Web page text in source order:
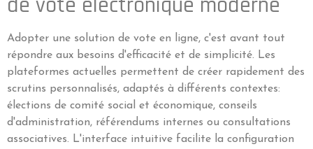
Adopter une solution de vote en ligne, c'est avant tout
répondre aux besoins d'efficacité et de simplicité. Les
plateformes actuelles permettent de créer rapidement des
scrutins personnalisés, adaptés à différents contextes:
élections de comité social et économique, conseils
d'administration, référendums internes ou consultations
associatives. L'interface intuitive facilite la configuration